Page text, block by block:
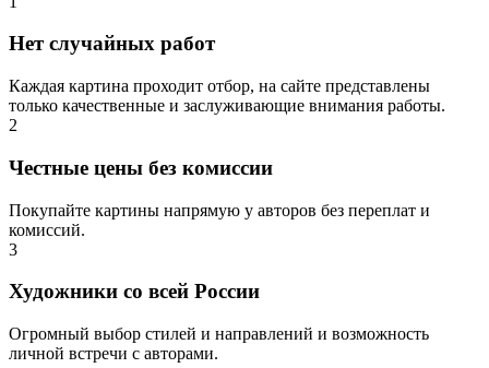
Нет случайных работ
Каждая картина проходит отбор, на сайте представлены
только качественные и заслуживающие внимания работы.
2
Честные цены без комиссии
Покупайте картины напрямую у авторов без переплат и
комиссий.
3
Художники со всей России
Огромный выбор стилей и направлений и возможность
личной встречи с авторами.